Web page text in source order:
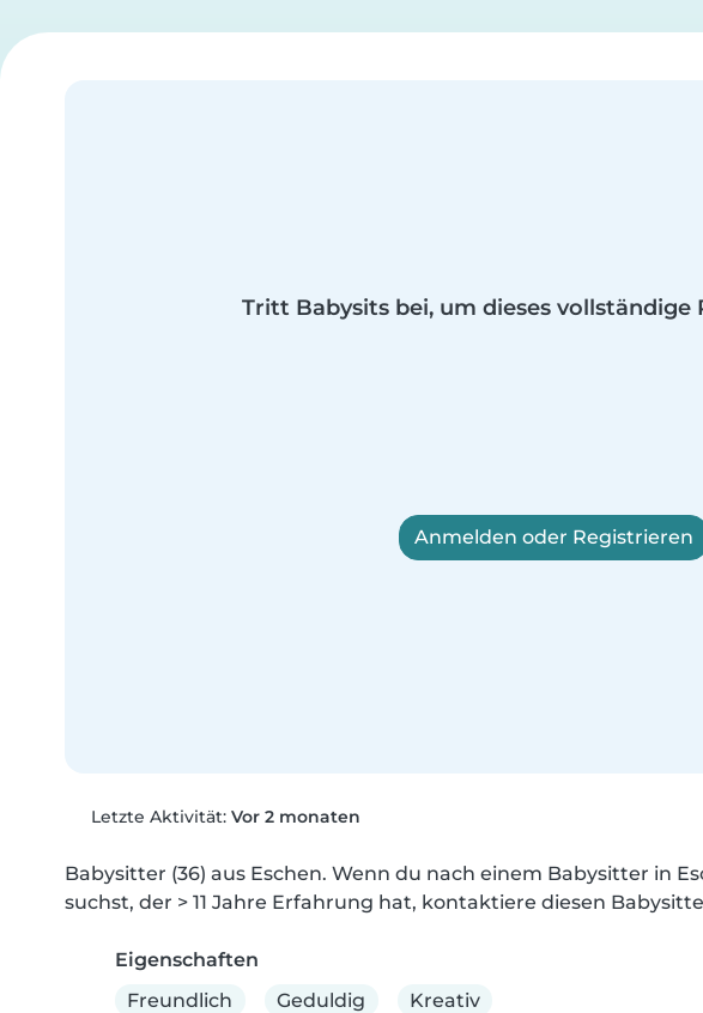
Tritt Babysits bei, um dieses vollständige
Anmelden oder Registrieren
Letzte Aktivität: Vor 2 monaten
Babysitter (36) aus Eschen. Wenn du nach einem Babysitter in
suchst, der > 11 Jahre Erfahrung hat, kontaktiere diesen
Eigenschaften
Freundlich
Geduldig Kreativ